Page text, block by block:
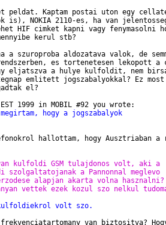
peldat. Kaptam postai uton egy
is), NOKIA 2110-es, ha van
HIF cimket kapni vagy fenymasolni
kerul stb?
a szuroproba aldozatava valok, de
rendszerben, es tortenetesen lekopott a
eljatszva a hulye kulfoldit, nem
emlitett jogszabalyokkal? Ez
el?
hogy a jogszabalyok
hallottam, hogy Ausztriaban a
kulfoldi GSM tulajdonos volt, aki a
a Pannonnal meglevo
alapjan akarta volna hasznalni?
vettek ezek kozul szo nelkul
kulfoldiekrol volt szo.
van biztositva?